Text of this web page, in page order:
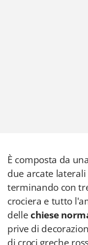
È composta da
due arcate
terminando con
crociera e tutto
delle chiese
prive di